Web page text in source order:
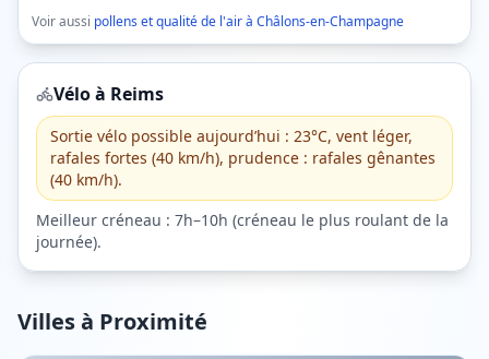
Voir aussi pollens et qualité de l'air à Châlons-en-Champagne
Vélo à Reims
Sortie vélo possible aujourd’hui : 23°C, vent léger,
rafales fortes (40 km/h), prudence : rafales gênantes
(40 km/h).
Meilleur créneau : 7h–10h (créneau le plus roulant de la
journée).
Villes à Proximité